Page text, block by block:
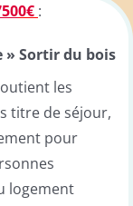
0€ :
» Sortir du bois
les
titre de séjour,
pour
logement